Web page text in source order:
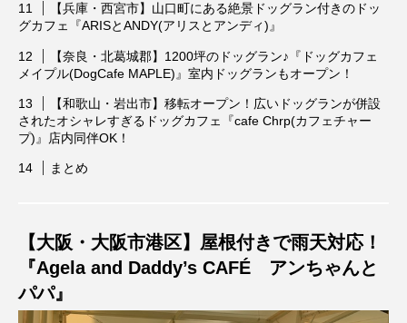
【兵庫・西宮市】山口町にある絶景ドッグラン付きのドッ
グカフェ『ARISとANDY(アリスとアンディ)』
【奈良・北葛城郡】1200坪のドッグラン♪『ドッグカフェ
メイプル(DogCafe MAPLE)』室内ドッグランもオープン！
【和歌山・岩出市】移転オープン！広いドッグランが併設
されたオシャレすぎるドッグカフェ『cafe Chrp(カフェチャー
プ)』店内同伴OK！
まとめ
【大阪・大阪市港区】屋根付きで雨天対応！
『Agela and Daddy’s CAFÉ アンちゃんと
パパ』